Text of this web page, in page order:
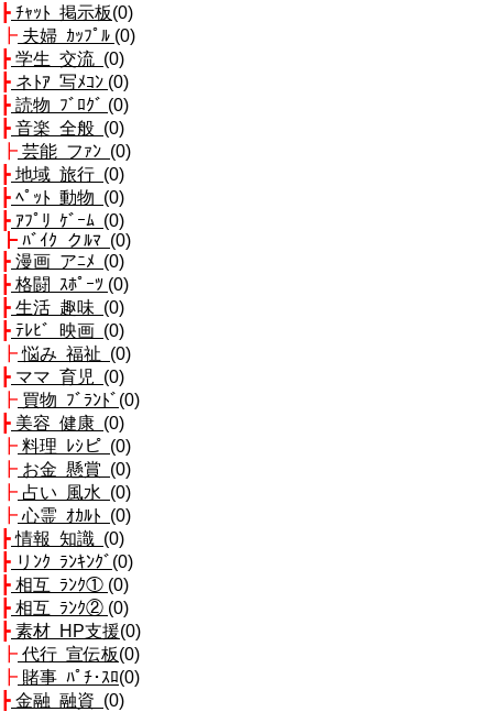
┣ ﾁｬｯﾄ 掲示板(0)
┣ 夫婦 ｶｯﾌﾟﾙ (0)
┣ 学生 交流 (0)
┣ ネﾄｱ 写ﾒｺﾝ (0)
┣ 読物 ﾌﾞﾛｸﾞ (0)
┣ 音楽 全般 (0)
┣ 芸能 フｧﾝ (0)
┣ 地域 旅行 (0)
┣ ﾍﾟｯﾄ 動物 (0)
┣ ｱﾌﾟﾘ ｹﾞｰﾑ (0)
┣ ﾊﾞｲｸ クﾙﾏ (0)
┣ 漫画 アﾆﾒ (0)
┣ 格闘 ｽﾎﾟｰﾂ (0)
┣ 生活 趣味 (0)
┣ ﾃﾚﾋﾞ 映画 (0)
┣悩み 福祉 (0)
┣ ママ 育児 (0)
┣ 買物 ﾌﾞﾗﾝﾄﾞ (0)
┣ 美容 健康 (0)
┣ 料理 ﾚｼピ (0)
┣ お金 懸賞 (0)
┣ 占い 風水 (0)
┣ 心霊 ｵｶﾙﾄ (0)
┣情報 知識 (0)
┣ リﾝｸ ﾗﾝｷﾝｸﾞ (0)
┣ 相互 ﾗﾝｸ① (0)
┣ 相互 ﾗﾝｸ② (0)
┣ 素材 HP支援(0)
┣ 代行 宣伝板(0)
┣ 賭事 ﾊﾟﾁ･ｽﾛ(0)
┣ 金融 融資 (0)